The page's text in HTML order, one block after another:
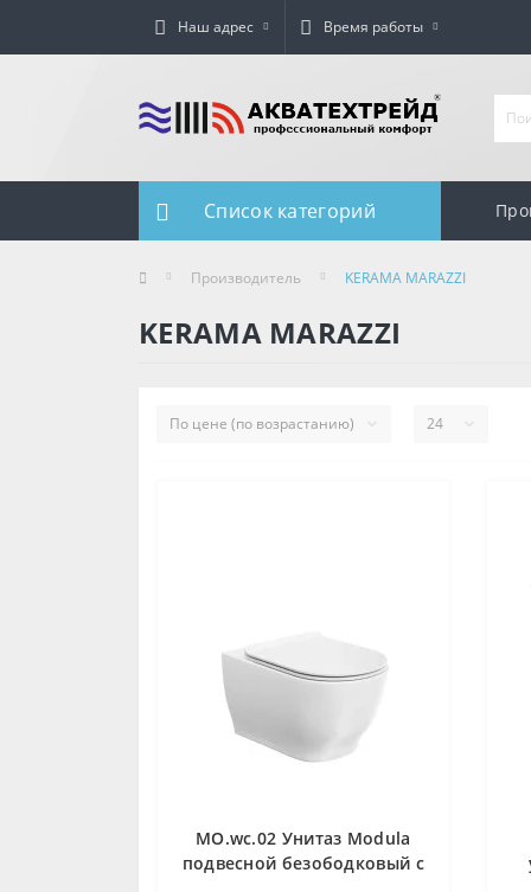
Наш адрес Время работы
Список категорий
Производитель KERAMA MARAZZI
KERAMA MARAZZI
MO.wc.02 Унитаз Modula
подвесной безободковый с